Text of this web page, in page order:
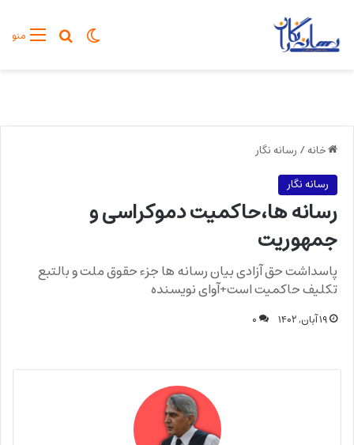
منوجستجو
تغییر پوسته
خانه/ رسانه نگار
رسانه نگار
رسانه ها،حاکمیت دموکراسی و
جمهوریت
پاسداشت حق آزادی بیان رسانه ها جزء حقوق ملت و بالتبع
تکلیف حاکمیت است+آوای نویسنده
۱۹ آبان, ۱۴۰۲ ۰